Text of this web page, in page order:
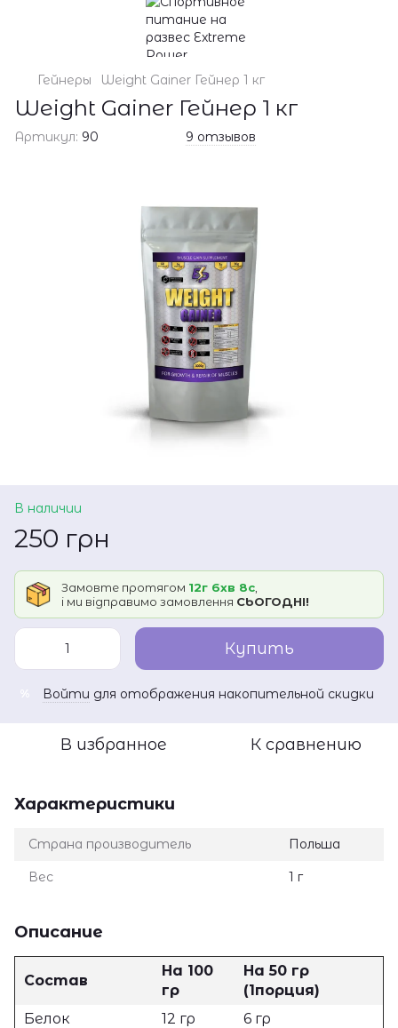
Гейнеры Weight Gainer Гейнер 1 кг
Weight Gainer Гейнер 1 кг
Артикул: 90 9 отзывов
В наличии
250 грн
Замовте протягом 12г 6хв 8с
і ми відправимо замовлення СЬОГОДНІ!
Купить
Войти для отображения накопительной скидки
В избранное К сравнению
Характеристики
Страна производитель Польша
Вес 1 г
Описание
Состав
На 100
гр
На 50 гр
(1порция)
Белок
12 гр
6 гр